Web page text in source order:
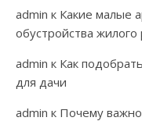
admin к Какие малые
обустройства жилого
admin к Как
для дачи
admin к Почему